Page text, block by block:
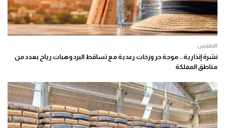
الطقس
نشرة إنذارية.. موجة حر وزخات رعدية مع تساقط البرد وهبات رياح بعدد من
مناطق المملكة